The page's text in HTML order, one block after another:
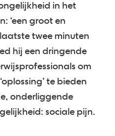
in het
‘een groot en
twee minuten
hij een dringende
om
te bieden
onderliggende
sociale pijn.